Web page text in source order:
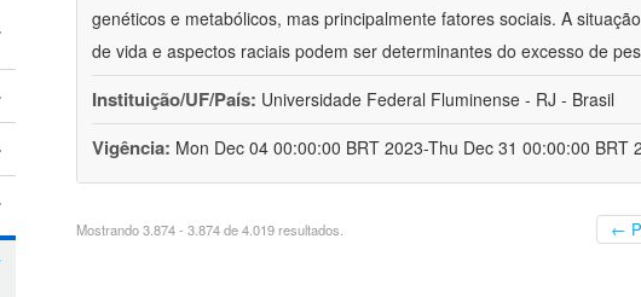
genéticos e metabólicos, mas principalmente fatores sociais. A
de vida e aspectos raciais podem ser determinantes do excesso de
Instituição/UF/País: Universidade Federal Fluminense - RJ - Brasil
Vigência: Mon Dec 04 00:00:00 BRT 2023-Thu Dec 31 00:00:00 BRT
Mostrando 3.874 - 3.874 de 4.019 resultados. ←